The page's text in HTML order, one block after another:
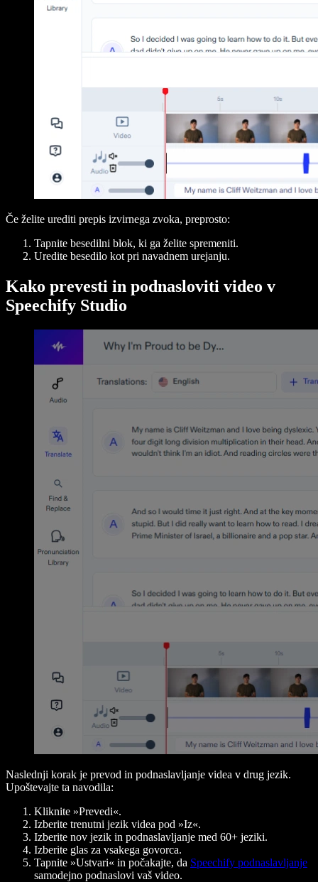
Če želite urediti prepis izvirnega zvoka, preprosto:
Tapnite besedilni blok, ki ga želite spremeniti.
Uredite besedilo kot pri navadnem urejanju.
Kako prevesti in podnasloviti video v
Speechify Studio
Naslednji korak je prevod in podnaslavljanje videa v drug jezik.
Upoštevajte ta navodila:
Kliknite »Prevedi«.
Izberite trenutni jezik videa pod »Iz«.
Izberite nov jezik in podnaslavljanje med 60+ jeziki.
Izberite glas za vsakega govorca.
Tapnite »Ustvari« in počakajte, da Speechify podnaslavljanje
samodejno podnaslovi vaš video.